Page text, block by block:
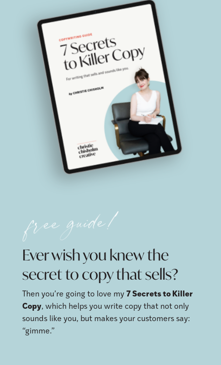
free guide!
Ever wish you knew the
secret to copy that sells?
Then you’re going to love my 7 Secrets to Killer
Copy, which helps you write copy that not only
sounds like you, but makes your customers say:
“gimme.”